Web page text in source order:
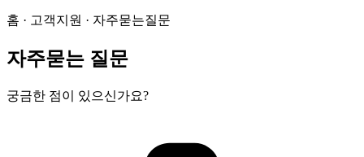
홈 · 고객지원 · 자주묻는질문
자주묻는 질문
궁금한 점이 있으신가요?